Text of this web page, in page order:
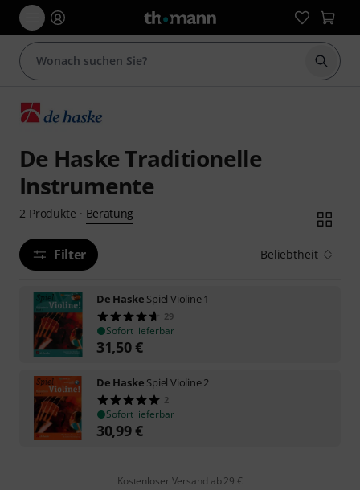
Suche
De Haske Traditionelle
Instrumente
2 Produkte · Beratung
Filter Beliebtheit
De Haske Spiel Violine 1
29
Sofort lieferbar
31,50€
De Haske Spiel Violine 2
2
Sofort lieferbar
30,99€
Kostenloser Versand ab 29 €